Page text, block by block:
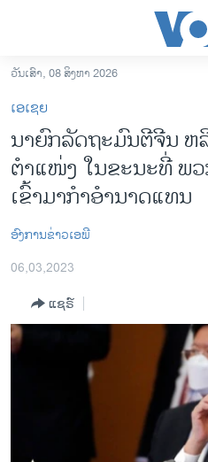
ເຂົ້າ
ຫາ
ຂ້າມ
ຂ້າມ
ໄປ
ຫາ
ຊອກ
ອາເມຣິກາ
ການເລືອກຕັ້ງ ປະທານາທີບໍດີ ສະຫະ
ອິດສະຫຼະພາບດ້ານການຂ່າວ
ຊີວິດຊາວລາວ
ຊຸມຊົນຊາວລາວ
ວິທະຍາສາດ-ເທັກໂນໂລຈີ
ວັນເສົາ, 08 ສິງຫາ 2026
ເອເຊຍ
ນາຍົກລັດຖະມົນຕີຈີນ ຫ
ຕຳແໜ່ງ ໃນຂະນະທີ່ ພ
ເຂົ້າມາກຳອຳນາດແທນ
ອົງການຂ່າວເອພີ
06,03,2023
ແຊຣ໌